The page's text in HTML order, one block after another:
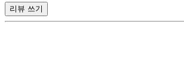
리뷰 쓰기